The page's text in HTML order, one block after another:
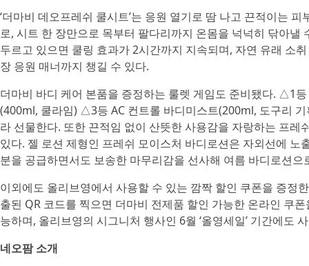
‘더마비 데오프레쉬 쿨시트’는 응원 열기로 땀 나고 끈적이는
로, 시트 한 장만으로 목부터 팔다리까지 온몸을 넉넉히 닦아
두르고 있으면 쿨링 효과가 2시간까지 지속되며, 자연 유래 소
장 응원 매너까지 챙길 수 있다.
더마비 바디 케어 본품을 증정하는 룰렛 게임도 준비됐다. △1
(400ml, 쿨라임) △3등 AC 컨트롤 바디미스트(200ml, 도구리
라 선물한다. 또한 끈적임 없이 산뜻한 사용감을 자랑하는 프
있다. 젤 로션 제형인 프레쉬 모이스처 바디로션은 자외선에
분을 공급하면서도 보송한 마무리감을 선사해 여름 바디로션으
이외에도 올리브영에서 사용할 수 있는 깜짝 할인 쿠폰을 증정
출된 QR 코드를 찍으면 더마비 전제품 할인 가능한 온라인 쿠
능하며, 올리브영의 시그니처 행사인 6월 ‘올영세일’ 기간에도
네오팜 소개